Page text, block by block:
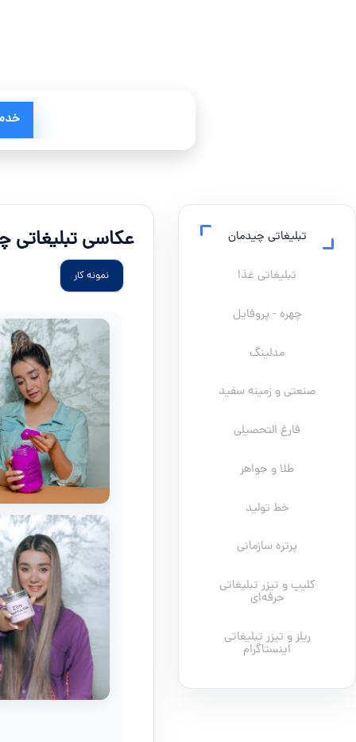
تبلیغاتی چیدمان
تبلیغاتی غذا
چهره - پروفایل
مدلینگ
صنعتی و زمینه سفید
فارغ التحصیلی
طلا و جواهر
خط تولید
پرتره سازمانی
کلیپ و تیزر تبلیغاتی
حرفه‌ای
ریلز و تیزر تبلیغاتی
اینستاگرام
عکاسی تبلیغاتی
نمونه کار